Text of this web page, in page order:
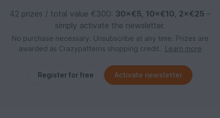
42 prizes / total value €300: 30×€5, 10×€10, 2×€25 –
simply activate the newsletter.
No purchase necessary. Unsubscribe at any time. Prizes are
awarded as Crazypatterns shopping credit.
Learn more
Register for free Activate newsletter